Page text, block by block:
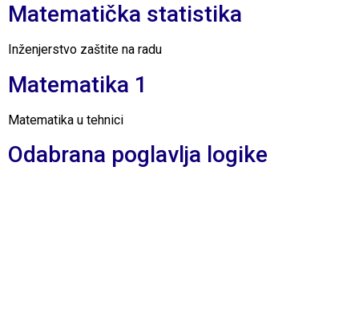
Matematička statistika
Inženjerstvo zaštite na radu
Matematika 1
Matematika u tehnici
Odabrana poglavlja logike